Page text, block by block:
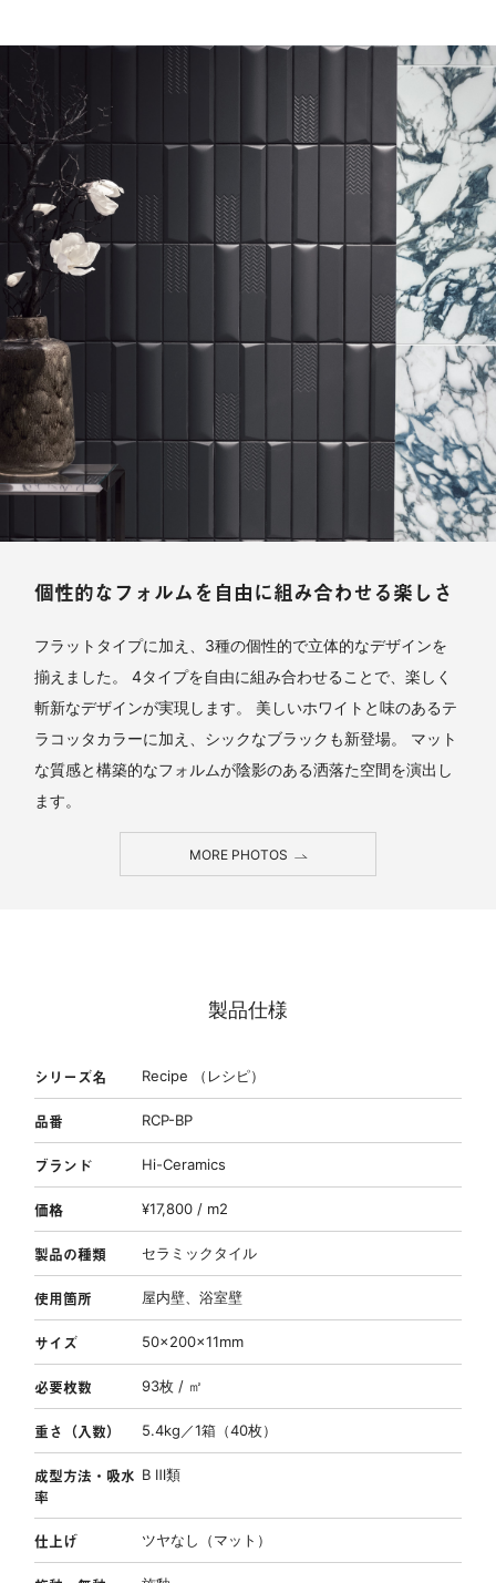
個性的なフォルムを自由に組み合わせる楽しさ
フラットタイプに加え、3種の個性的で立体的なデザインを
揃えました。 4タイプを自由に組み合わせることで、楽しく
斬新なデザインが実現します。 美しいホワイトと味のあるテ
ラコッタカラーに加え、シックなブラックも新登場。 マット
な質感と構築的なフォルムが陰影のある洒落た空間を演出し
ます。
MORE PHOTOS
製品仕様
シリーズ名 Recipe （レシピ）
品番 RCP-BP
ブランド Hi-Ceramics
価格 ¥17,800 / m2
製品の種類 セラミックタイル
使用箇所 屋内壁、浴室壁
サイズ 50×200×11mm
必要枚数 93枚 / ㎡
重さ（入数） 5.4kg／1箱（40枚）
成型方法・吸水
率
B Ⅲ類
仕上げ ツヤなし（マット）